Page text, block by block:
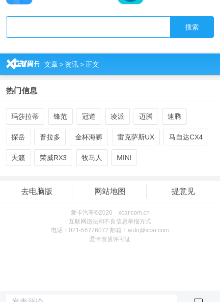
搜索
R 文章> 资讯>正文
热门信息
玛莎拉蒂 锋范 冠道 凌派 迈腾 速腾
探岳 普拉多 金杯海狮 雷克萨斯UX 马自达CX4
天籁 荣威RX3 牧马人 MINI
去电脑版 网站地图 提意见
爱卡汽车©2026 xcar.com.cn
互联网违法和不良信息举报方式
电话：021-56776072 邮箱：auto@xcar.com
爱卡资质许可证